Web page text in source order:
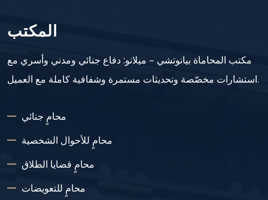
المكتب
مكتب المحاماة بيانوتشي – ميلانو: دفاع جنائي ومدني وأسري مع
استشارات مخصّصة وتحديثات مستمرة وشفافية كاملة مع العميل.
محامٍ جنائي
محامٍ للأحوال الشخصية
محامٍ قضايا الطلاق
محامٍ للتعويضات